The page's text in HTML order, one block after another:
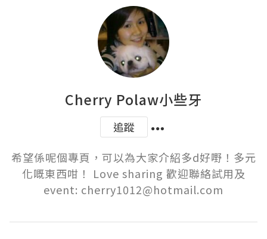
Cherry Polaw小些牙
追蹤
希望係呢個專頁，可以為大家介紹多d好嘢！多元
化嘅東西咁！ Love sharing 歡迎聯絡試用及
event: cherry1012@hotmail.com